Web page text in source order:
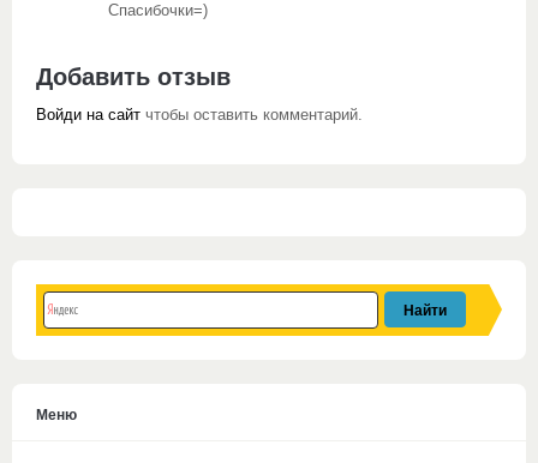
Спасибочки=)
Добавить отзыв
Войди на сайт чтобы оставить комментарий.
Меню